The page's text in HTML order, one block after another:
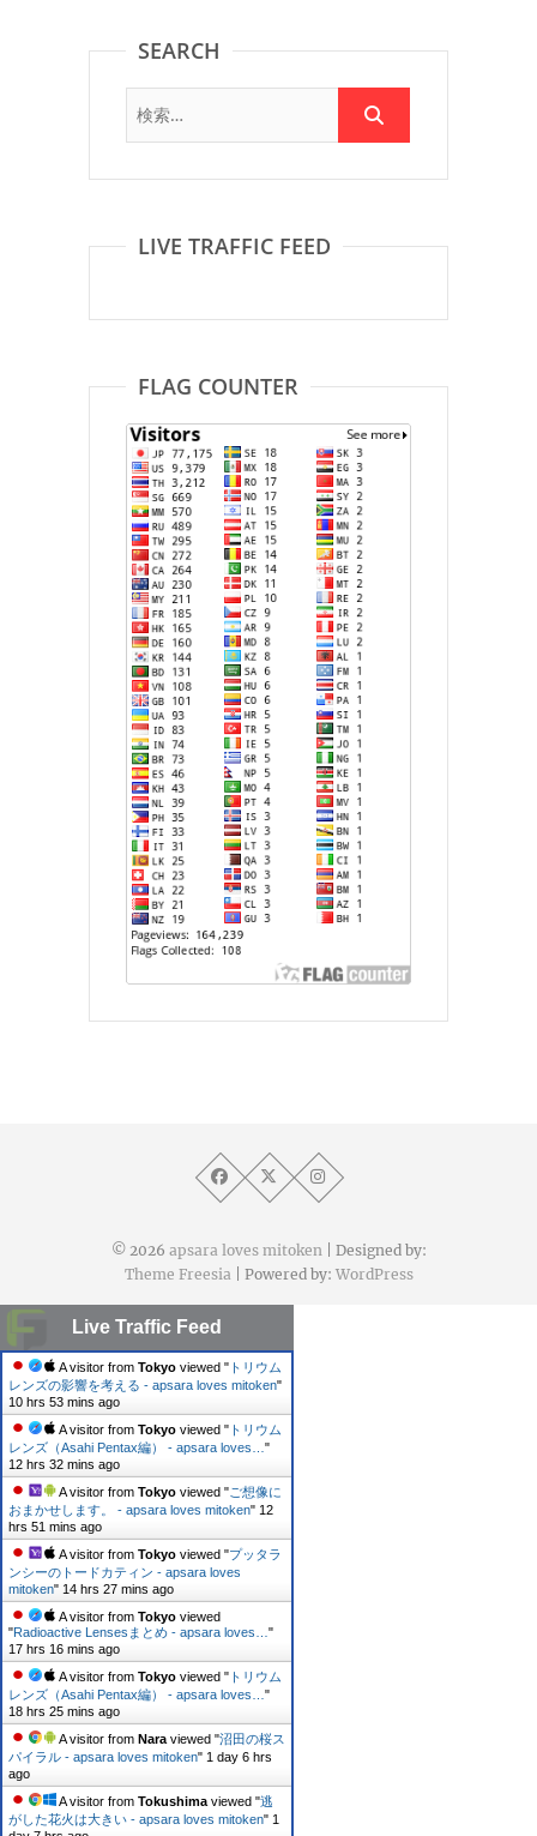
SEARCH
LIVE TRAFFIC FEED
FLAG COUNTER
© 2026 apsara loves mitoken | Designed by:
Theme Freesia | Powered by: WordPress
Live Traffic Feed
A visitor from Tokyo viewed " トリウム
レンズの影響を考える - apsara loves mitoken"
10 hrs 53 mins ago
A visitor from Tokyo viewed " トリウム
レンズ（Asahi Pentax編） - apsara loves… "
12 hrs 32 mins ago
A visitor from Tokyo viewed "ご想像に
おまかせします。 - apsara loves mitoken" 12
hrs 51 mins ago
A visitor from Tokyo viewed "プッタラ
ンシーのトードカティン - apsara loves
mitoken" 14 hrs 27 mins ago
A visitor from Tokyo viewed
"Radioactive Lensesまとめ - apsara loves… "
17 hrs 16 mins ago
A visitor from Tokyo viewed " トリウム
レンズ（Asahi Pentax編） - apsara loves… "
18 hrs 25 mins ago
A visitor from Nara viewed "沼田の桜ス
パイラル - apsara loves mitoken" 1 day 6 hrs
ago
A visitor from Tokushima viewed "逃
がした花火は大きい - apsara loves mitoken" 1